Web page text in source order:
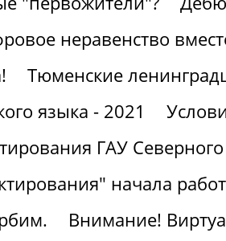
неравенство
Тюменские
языка - 2021
ГАУ
начала
Внимание!